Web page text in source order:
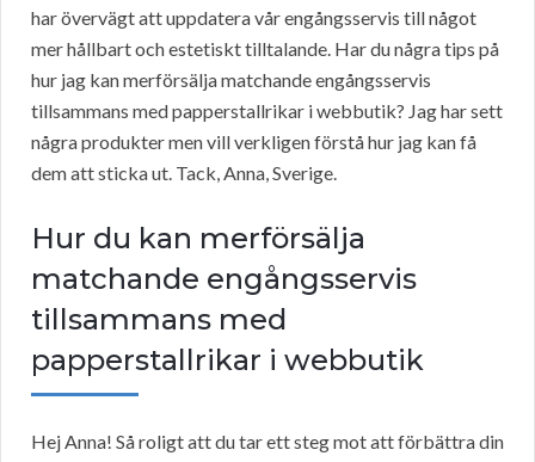
har övervägt att uppdatera vår engångsservis till något
mer hållbart och estetiskt tilltalande. Har du några tips på
hur jag kan merförsälja matchande engångsservis
tillsammans med papperstallrikar i webbutik? Jag har sett
några produkter men vill verkligen förstå hur jag kan få
dem att sticka ut. Tack, Anna, Sverige.
Hur du kan merförsälja
matchande engångsservis
tillsammans med
papperstallrikar i webbutik
Hej Anna! Så roligt att du tar ett steg mot att förbättra din